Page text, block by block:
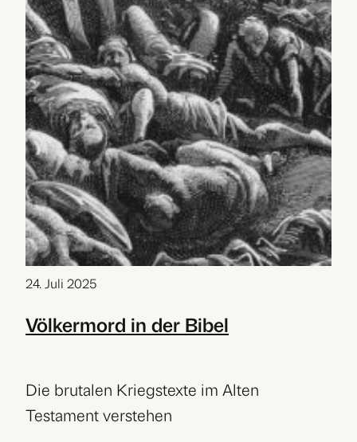
24. Juli 2025
Völkermord in der Bibel
Die brutalen Kriegstexte im Alten
Testament verstehen